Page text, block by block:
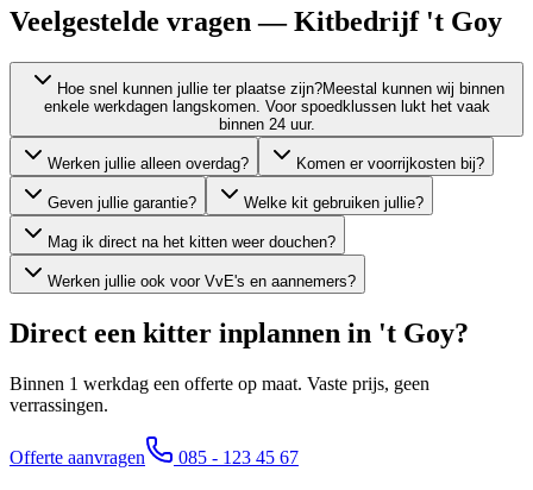
Veelgestelde vragen — Kitbedrijf 't Goy
Hoe snel kunnen jullie ter plaatse zijn?Meestal kunnen wij binnen
enkele werkdagen langskomen. Voor spoedklussen lukt het vaak
binnen 24 uur.
Werken jullie alleen overdag? Komen er voorrijkosten bij?
Geven jullie garantie? Welke kit gebruiken jullie?
Mag ik direct na het kitten weer douchen?
Werken jullie ook voor VvE's en aannemers?
Direct een kitter inplannen in 't Goy?
Binnen 1 werkdag een offerte op maat. Vaste prijs, geen
verrassingen.
Offerte aanvragen 085 - 123 45 67